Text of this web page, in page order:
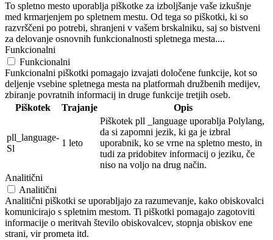
To spletno mesto uporablja piškotke za izboljšanje vaše izkušnje
med krmarjenjem po spletnem mestu. Od tega so piškotki, ki so
razvrščeni po potrebi, shranjeni v vašem brskalniku, saj so bistveni
za delovanje osnovnih funkcionalnosti spletnega mesta....
Funkcionalni
Funkcionalni
Funkcionalni piškotki pomagajo izvajati določene funkcije, kot so
deljenje vsebine spletnega mesta na platformah družbenih medijev,
zbiranje povratnih informacij in druge funkcije tretjih oseb.
Piškotek
Trajanje Opis
pll_language-
Sl
1 leto
Piškotek pll _language uporablja Polylang,
da si zapomni jezik, ki ga je izbral
uporabnik, ko se vrne na spletno mesto, in
tudi za pridobitev informacij o jeziku, če
niso na voljo na drug način.
Analitični
Analitični
Analitični piškotki se uporabljajo za razumevanje, kako obiskovalci
komunicirajo s spletnim mestom. Ti piškotki pomagajo zagotoviti
informacije o meritvah število obiskovalcev, stopnja obiskov ene
strani, vir prometa itd.